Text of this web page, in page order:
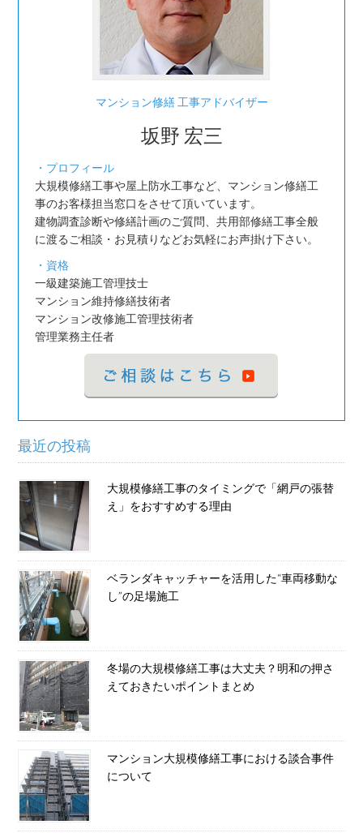
マンション修繕 工事アドバイザー
坂野 宏三
・プロフィール
大規模修繕工事や屋上防水工事など、マンション修繕工
事のお客様担当窓口をさせて頂いています。
建物調査診断や修繕計画のご質問、共用部修繕工事全般
に渡るご相談・お見積りなどお気軽にお声掛け下さい。
・資格
一級建築施工管理技士
マンション維持修繕技術者
マンション改修施工管理技術者
管理業務主任者
最近の投稿
大規模修繕工事のタイミングで「網戸の張替
え」をおすすめする理由
ベランダキャッチャーを活用した“車両移動な
し”の足場施工
冬場の大規模修繕工事は大丈夫？明和の押さ
えておきたいポイントまとめ
マンション大規模修繕工事における談合事件
について